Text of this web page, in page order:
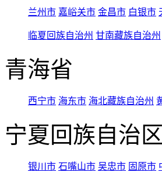
兰州市 嘉峪关市 金昌市 白银市
临夏回族自治州 甘南藏族自治州
青海省
西宁市 海东市 海北藏族自治州
宁夏回族自治区
银川市 石嘴山市 吴忠市 固原市